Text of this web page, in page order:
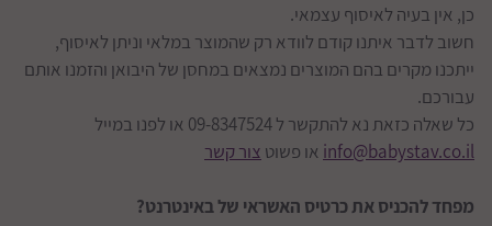
כן, אין בעיה לאיסוף עצמאי.
חשוב לדבר איתנו קודם לוודא רק שהמוצר במלאי וניתן לאיסוף,
ייתכנו מקרים בהם המוצרים נמצאים במחסן של היבואן והזמנו אותם
עבורכם.
כל שאלה כזאת נא להתקשר ל 09-8347524 או לפנו במייל
info@babystav.co.il או פשוט צור קשר
מפחד להכניס את כרטיס האשראי של באינטרנט?